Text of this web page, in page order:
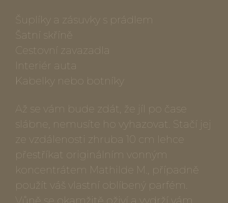
Šuplíky a zásuvky s prádlem
Šatní skříně
Cestovní zavazadla
Interiér auta
Kabelky nebo botníky
Až se vám bude zdát, že jíl po čase
slábne, nemusíte ho vyhazovat. Stačí jej
ze vzdálenosti zhruba 10 cm lehce
přestříkat originálním vonným
koncentrátem Mathilde M., případně
použít váš vlastní oblíbený parfém.